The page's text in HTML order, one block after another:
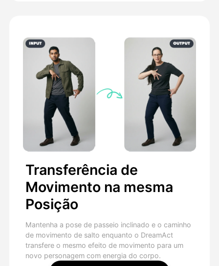
Transferência de
Movimento na mesma
Posição
Mantenha a pose de passeio inclinado e o caminho
de movimento de salto enquanto o DreamAct
transfere o mesmo efeito de movimento para um
novo personagem com energia do corpo.